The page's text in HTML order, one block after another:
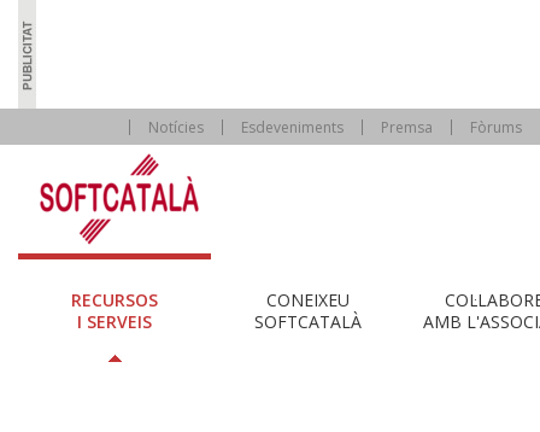
Notícies Esdeveniments Premsa Fòrums
RECURSOS
I SERVEIS
CONEIXEU
SOFTCATALÀ
AMB